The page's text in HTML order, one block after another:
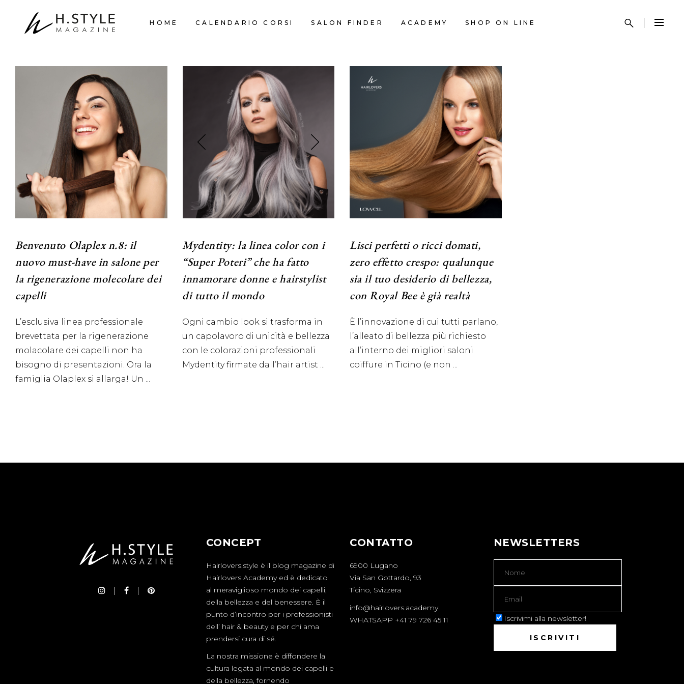
HOME CALENDARIO CORSI SALON FINDER ACADEMY SHOP ON LINE
Benvenuto Olaplex n.8: il
nuovo must-have in salone per
la rigenerazione molecolare dei
capelli
L’esclusiva linea professionale
brevettata per la rigenerazione
molacolare dei capelli non ha
bisogno di presentazioni. Ora la
famiglia Olaplex si allarga! Un
Mydentity: la linea color con i
“Super Poteri” che ha fatto
innamorare donne e hairstylist
di tutto il mondo
Ogni cambio look si trasforma in
un capolavoro di unicità e bellezza
con le colorazioni professionali
Mydentity firmate dall’hair artist
Lisci perfetti o ricci domati,
zero effetto crespo: qualunque
sia il tuo desiderio di bellezza,
con Royal Bee è già realtà
È l’innovazione di cui tutti parlano,
l’alleato di bellezza più richiesto
all’interno dei migliori saloni
coiffure in Ticino (e non
CONCEPT
Hairlovers.style è il blog magazine di
Hairlovers Academy ed è dedicato
al meraviglioso mondo dei capelli,
della bellezza e del benessere. È il
punto d’incontro per i professionisti
dell’ hair & beauty e per chi ama
prendersi cura di sé.
La nostra missione è diffondere la
cultura legata al mondo dei capelli e
della bellezza, fornendo
CONTATTO
6900 Lugano
Via San Gottardo, 93
Ticino, Svizzera
info@hairlovers.academy
WHATSAPP +41 79 726 45 11
NEWSLETTERS
Iscrivimi alla newsletter!